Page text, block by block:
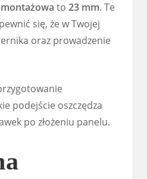
to 23 mm. Te
się, że w Twojej
oraz prowadzenie
podejście oszczędza
po złożeniu panelu.